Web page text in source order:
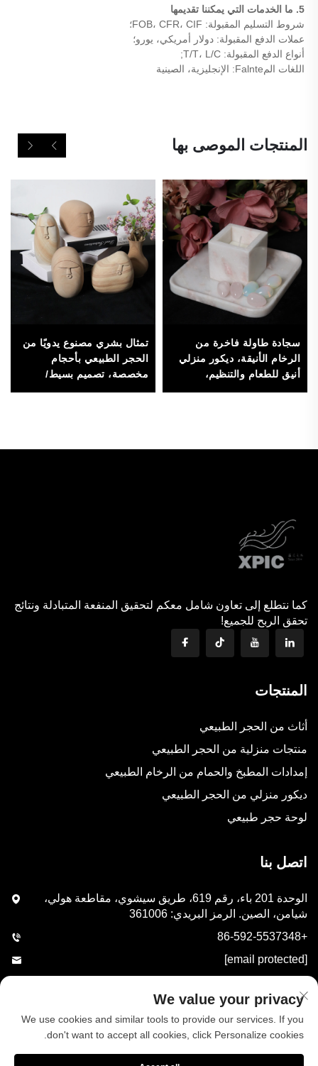
5. ما الخدمات التي يمكننا تقديمها
شروط التسليم المقبولة: FOB، CFR، CIF؛
عملات الدفع المقبولة: دولار أمريكي، يورو؛
أنواع الدفع المقبولة: T/T، L/C;
اللغات المFalnte: الإنجليزية، الصينية
المنتجات الموصى بها
سجادة طاولة فاخرة من
الرخام الأنيقة، ديكور منزلي
أنيق للطعام والتنظيم،
مصنوعة من الحجر عالي
تمثال بشري مصنوع يدويًا من
الحجر الطبيعي بأحجام
مخصصة، تصميم بسيط/
حديث، عالي الجودة، لتزيين
كما نتطلع إلى تعاون شامل معكم لتحقيق المنفعة المتبادلة ونتائج
تحقق الربح للجميع!
المنتجات
أثاث من الحجر الطبيعي
منتجات منزلية من الحجر الطبيعي
إمدادات المطبخ والحمام من الرخام الطبيعي
ديكور منزلي من الحجر الطبيعي
لوحة حجر طبيعي
اتصل بنا
الوحدة 201 باء، رقم 619، طريق سيشوي، مقاطعة هولي،
شيامن، الصين. الرمز البريدي: 361006
+86-592-5537348
[email protected]
أرسِل
We value your privacy
We use cookies and similar tools to provide our services. If you
don't want to accept all cookies, click Personalize cookies.